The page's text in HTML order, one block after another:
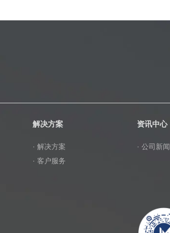
解决方案
· 解决方案
· 客户服务
资讯中心
· 公司新闻